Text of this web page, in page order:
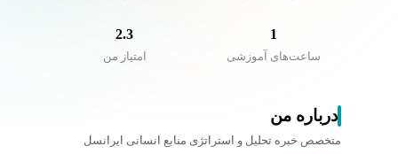
1
ساعت‌های آموزشی
2.3
امتیاز من
درباره من
متخصص خبره تحلیل و استراتژی منابع انسانی ایرانسل